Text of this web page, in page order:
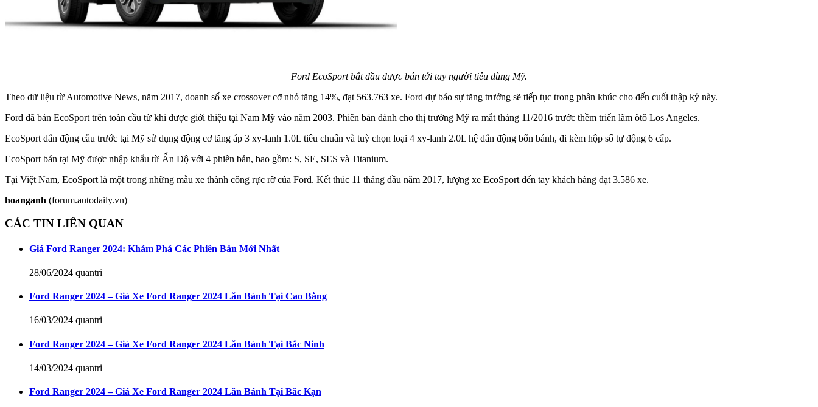
Ford EcoSport bắt đầu được bán tới tay người tiêu dùng Mỹ.
Theo dữ liệu từ Automotive News, năm 2017, doanh số xe crossover cỡ nhỏ tăng 14%, đạt 563.763 xe. Ford dự báo sự tăng trưởng sẽ tiếp tục trong phân khúc cho đến cuối thập kỷ này.
Ford đã bán EcoSport trên toàn cầu từ khi được giới thiệu tại Nam Mỹ vào năm 2003. Phiên bản dành cho thị trường Mỹ ra mắt tháng 11/2016 trước thềm triển lãm ôtô Los Angeles.
EcoSport dẫn động cầu trước tại Mỹ sử dụng động cơ tăng áp 3 xy-lanh 1.0L tiêu chuẩn và tuỳ chọn loại 4 xy-lanh 2.0L hệ dẫn động bốn bánh, đi kèm hộp số tự động 6 cấp.
EcoSport bán tại Mỹ được nhập khẩu từ Ấn Độ với 4 phiên bản, bao gồm: S, SE, SES và Titanium.
Tại Việt Nam, EcoSport là một trong những mẫu xe thành công rực rỡ của Ford. Kết thúc 11 tháng đầu năm 2017, lượng xe EcoSport đến tay khách hàng đạt 3.586 xe.
hoanganh (forum.autodaily.vn)
CÁC TIN LIÊN QUAN
Giá Ford Ranger 2024: Khám Phá Các Phiên Bản Mới Nhất
28/06/2024 quantri
Ford Ranger 2024 – Giá Xe Ford Ranger 2024 Lăn Bánh Tại Cao Bằng
16/03/2024 quantri
Ford Ranger 2024 – Giá Xe Ford Ranger 2024 Lăn Bánh Tại Bắc Ninh
14/03/2024 quantri
Ford Ranger 2024 – Giá Xe Ford Ranger 2024 Lăn Bánh Tại Bắc Kạn